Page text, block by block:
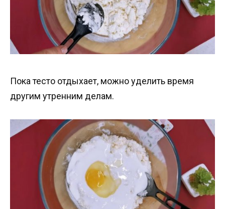
Пока тесто отдыхает, можно уделить время
другим утренним делам.